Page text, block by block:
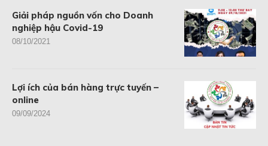
Giải pháp nguồn vốn cho Doanh
nghiệp hậu Covid-19
08/10/2021
Lợi ích của bán hàng trực tuyến –
online
09/09/2024